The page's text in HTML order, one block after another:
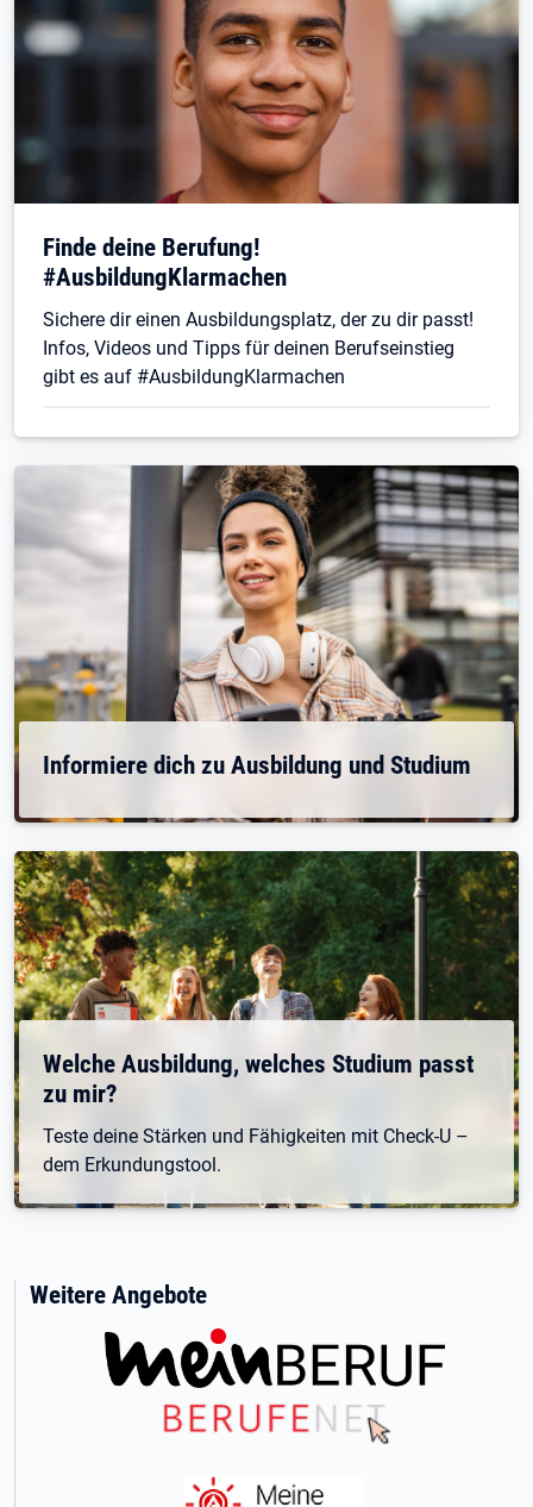
Finde deine Berufung!
#AusbildungKlarmachen
Sichere dir einen Ausbildungsplatz, der zu dir passt!
Infos, Videos und Tipps für deinen Berufseinstieg
gibt es auf #AusbildungKlarmachen
Informiere dich zu Ausbildung und Studium
Welche Ausbildung, welches Studium passt
zu mir?
Teste deine Stärken und Fähigkeiten mit Check-U –
dem Erkundungstool.
Weitere Angebote